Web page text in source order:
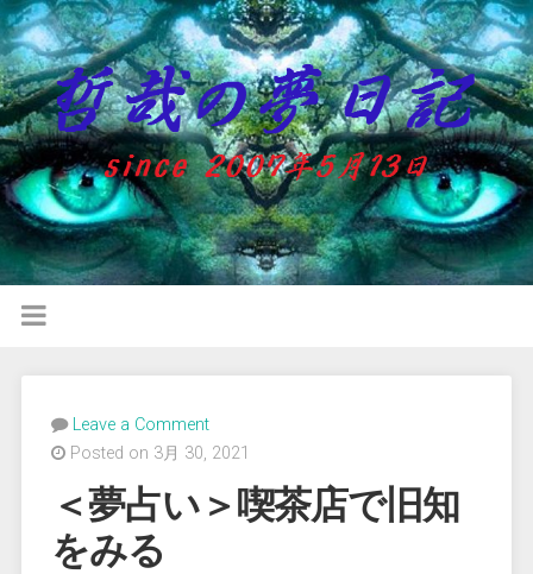
Leave a Comment
Posted on 3月 30, 2021
＜夢占い＞喫茶店で旧知
をみる